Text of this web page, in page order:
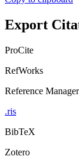
Export
ProCite
RefWorks
Reference Manager
.ris
BibTeX
Zotero